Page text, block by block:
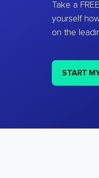
Take a
yourself
on the
START